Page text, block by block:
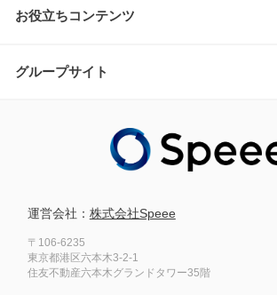
お役立ちコンテンツ
グループサイト
運営会社： 株式会社Speee
〒106-6235
東京都港区六本木3-2-1
住友不動産六本木グランドタワー35階